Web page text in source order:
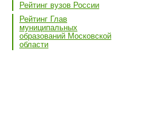
Рейтинг вузов России
Рейтинг Глав
муниципальных
образований Московской
области